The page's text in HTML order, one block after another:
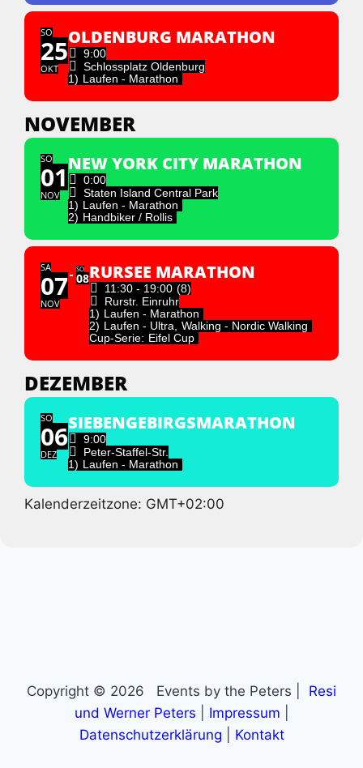
SO
25
OKT
OLDENBURG MARATHON
9:00
Schlossplatz Oldenburg
1) Laufen - Marathon
NOVEMBER
SO
01
NOV
NEW YORK CITY MARATHON
0:00
Staten Island Central Park
1) Laufen - Marathon
2) Handbiker / Rollis
SA
07
NOV
SO
08RURSEE MARATHON
11:30 - 19:00 (8)
Rurstr. Einruhr
1) Laufen - Marathon
2) Laufen - Ultra,
Walking - Nordic Walking
Cup-Serie: Eifel Cup
DEZEMBER
SO
06
DEZ
SIEBENGEBIRGSMARATHON
9:00
Peter-Staffel-Str.
1) Laufen - Marathon
Kalenderzeitzone: GMT+02:00
Copyright © 2026 Events by the Peters |
Resi
und Werner Peters
Impressum
Datenschutzerklärung
Kontakt